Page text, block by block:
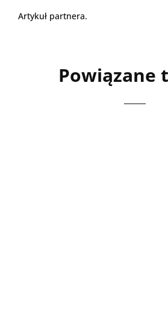
Artykuł partnera.
Powiązane